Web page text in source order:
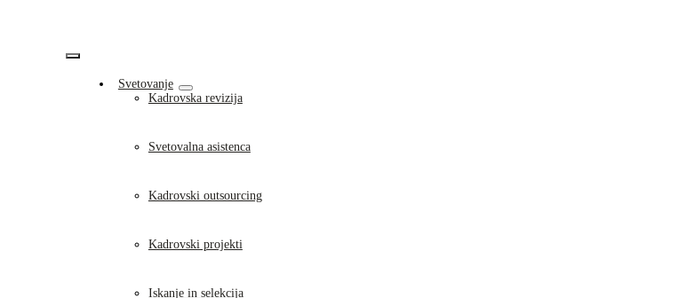
navigacijo
Svetovanje
Kadrovska revizija
Svetovalna asistenca
Kadrovski outsourcing
Kadrovski projekti
Iskanje in selekcija